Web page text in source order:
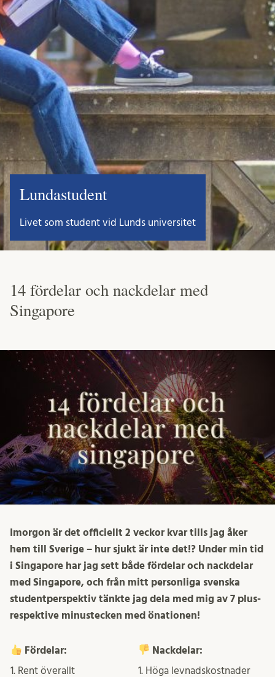
Lundastudent
Livet som student vid Lunds universitet
14 fördelar och nackdelar med
Singapore
Imorgon är det officiellt 2 veckor kvar tills jag åker
hem till Sverige – hur sjukt är inte det!? Under min tid
i Singapore har jag sett både fördelar och nackdelar
med Singapore, och från mitt personliga svenska
studentperspektiv tänkte jag dela med mig av 7 plus-
respektive minustecken med önationen!
Fördelar:
Nackdelar:
1. Rent överallt
1. Höga levnadskostnader